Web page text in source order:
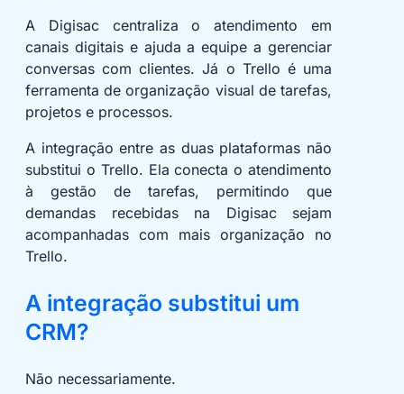
A Digisac centraliza o atendimento em
canais digitais e ajuda a equipe a gerenciar
conversas com clientes. Já o Trello é uma
ferramenta de organização visual de tarefas,
projetos e processos.
A integração entre as duas plataformas não
substitui o Trello. Ela conecta o atendimento
à gestão de tarefas, permitindo que
demandas recebidas na Digisac sejam
acompanhadas com mais organização no
Trello.
A integração substitui um
CRM?
Não necessariamente.